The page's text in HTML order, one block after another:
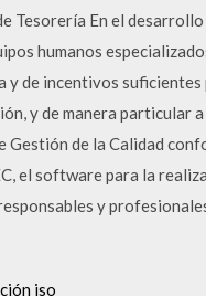
Tesorería En el
humanos
de incentivos
y de manera particular
Gestión de la Calidad
el software para la
y
iso